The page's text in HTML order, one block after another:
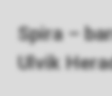
Spira –
Ulvik